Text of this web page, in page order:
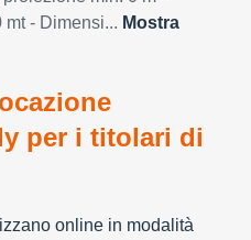
- Dimensi... Mostra
per i titolari di
online in modalità